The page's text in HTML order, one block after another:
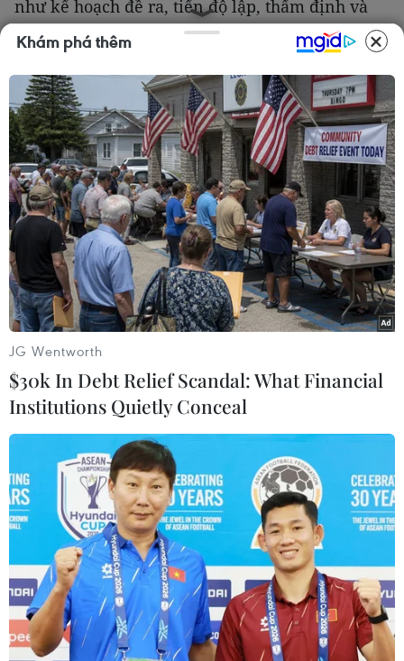
như kế hoạch đề ra, tiến độ lập, thẩm định và
phê duyệt chậm, chất lượng chưa được như
mong muốn để có những quy hoạch thật tốt,
trên cơ sở đó tổ chức thực hiện có hiệu quả;
công tác tư vấn xây dựng quy hoạch có khó
khăn; kinh phí dành cho công tác quy hoạch có
vướng mắc…
Do đó, số lượng quy hoạch được cấp có thẩm
quyền phê duyệt mới đạt trên 16%, số lượng
quy hoạch còn lại mà các bộ, ngành, địa phương
phải hoàn thành trong năm 2023 là rất lớn.
Thủ tướng Phạm Minh Chính chủ trì Hội nghị đẩy nhanh tiến độ
công tác quy hoạch thời kỳ 2021-2030. (Ảnh: Dương
Giang/TTXVN)
“Trong những nguyên nhân chủ quan, khách
Khám phá thêm
JG Wentworth
$30k In Debt Relief Scandal: What Financial
Institutions Quietly Conceal